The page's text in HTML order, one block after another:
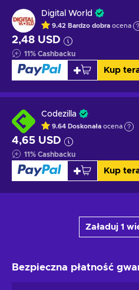
Digital World
9.42 Bardzo dobra ocena
2,48 USD
11% Cashbacku
Kup
Codezilla
9.64 Doskonała ocena
4,65 USD
11% Cashbacku
Kup
Załaduj 1
Bezpieczna płatność